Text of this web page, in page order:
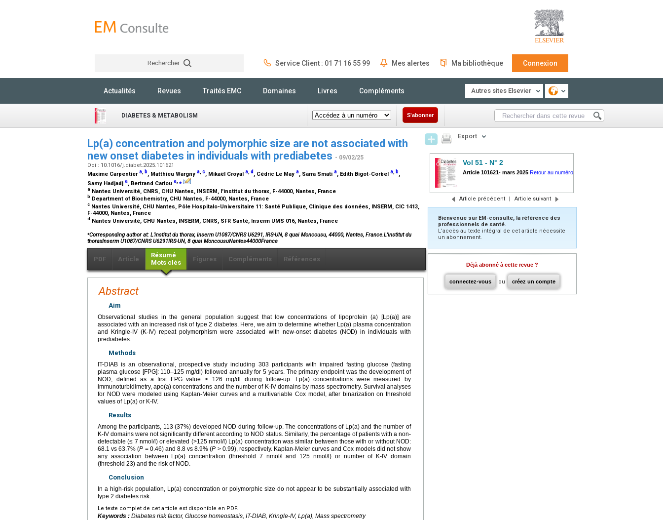
Rechercher Service Client : 01 71 16 55 99 Mes alertes Ma bibliothèque Connexion
Actualités Revues Traités EMC Domaines Livres Compléments Autres sites Elsevier
DIABETES & METABOLISM S'abonner
Lp(a) concentration and polymorphic size are not associated with
new onset diabetes in individuals with prediabetes - 09/02/25
Doi : 10.1016/j.diabet.2025.101621
Maxime Carpentiera b, Matthieu Wargny a c, Mikaël Croyal a d , Cédric Le May a, Sarra Smati a, Edith Bigot-Corbel a b,
Samy Hadjadj a, Bertrand Cariou a ⁎
a Nantes Université, CNRS, CHU Nantes, INSERM, l'institut du thorax, F-44000, Nantes, France
b Department of Biochemistry, CHU Nantes, F-44000, Nantes, France
c Nantes Université, CHU Nantes, Pôle Hospitalo-Universitaire 11: Santé Publique, Clinique des données, INSERM, CIC 1413,
F-44000, Nantes, France
d Nantes Université, CHU Nantes, INSERM, CNRS, SFR Santé, Inserm UMS 016, Nantes, France
⁎Corresponding author at: L'institut du thorax, Inserm U1087/CNRS U6291, IRS-UN, 8 quai Moncousu, 44000, Nantes, France.L'institut du
thoraxInserm U1087/CNRS U6291IRS-UN, 8 quai MoncousuNantes44000France
PDF Article
Résumé
Mots clés
Figures Compléments Références
Abstract
Aim
Observational studies in the general population suggest that low concentrations of lipoprotein (a) [Lp(a)] are
associated with an increased risk of type 2 diabetes. Here, we aim to determine whether Lp(a) plasma concentration
and Kringle-IV (K-IV) repeat polymorphism were associated with new-onset diabetes (NOD) in individuals with
prediabetes.
Methods
IT-DIAB is an observational, prospective study including 303 participants with impaired fasting glucose (fasting
plasma glucose [FPG]: 110–125 mg/dl) followed annually for 5 years. The primary endpoint was the development of
NOD, defined as a first FPG value ≥ 126 mg/dl during follow-up. Lp(a) concentrations were measured by
immunoturbidimetry, apo(a) concentrations and the number of K-IV domains by mass spectrometry. Survival analyses
for NOD were modeled using Kaplan-Meier curves and a multivariable Cox model, after binarization on threshold
values of Lp(a) or K-IV.
Results
Among the participants, 113 (37%) developed NOD during follow-up. The concentrations of Lp(a) and the number of
K-IV domains were not significantly different according to NOD status. Similarly, the percentage of patients with a non-
detectable (≤ 7 nmol/l) or elevated (>125 nmol/l) Lp(a) concentration was similar between those with or without NOD:
68.1 vs 63.7% (P = 0.46) and 8.8 vs 8.9% (P > 0.99), respectively. Kaplan-Meier curves and Cox models did not show
any association between Lp(a) concentration (threshold 7 nmol/l and 125 nmol/l) or number of K-IV domain
(threshold 23) and the risk of NOD.
Conclusion
In a high-risk population, Lp(a) concentration or polymorphic size do not appear to be substantially associated with
type 2 diabetes risk.
Le texte complet de cet article est disponible en PDF.
Keywords : Diabetes risk factor, Glucose homeostasis, IT-DIAB, Kringle-IV, Lp(a), Mass spectrometry
Export
Vol 51 - N° 2
Article 101621- mars 2025 Retour au numéro
Article précédent | Article suivant
Bienvenue sur EM-consulte, la référence des
professionnels de santé.
L’accès au texte intégral de cet article nécessite
un abonnement.
Déjà abonné à cette revue ?
connectez-vous ou créez un compte